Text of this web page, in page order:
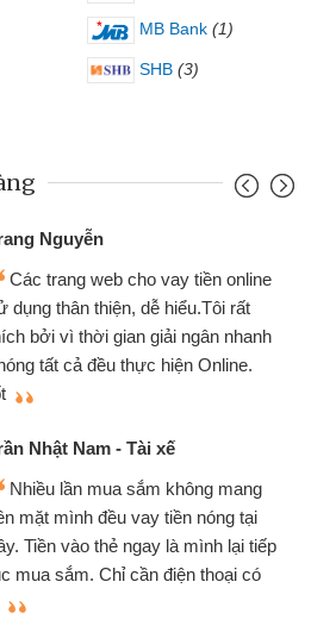
MB Bank (1)
SHB (3)
Nguyễn
Các trang web cho vay tiền online
dụng thân thiện, dễ hiểu.Tôi rất
bởi vì thời gian giải ngân nhanh
tất cả đều thực hiện Online.
Nhật Nam - Tài xế
Nhiều lần mua sắm không mang
mặt mình đều vay tiền nóng tại
Tiền vào thẻ ngay là mình lại tiếp
mua sắm. Chỉ cần điện thoại có